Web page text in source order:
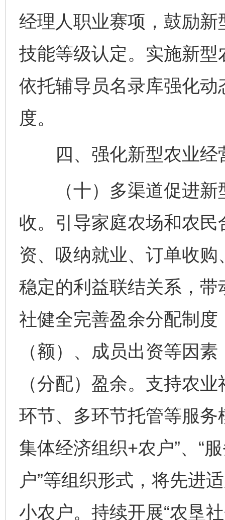
经理人职业赛项，鼓励
技能等级认定。实施新
依托辅导员名录库强化
度。
四、强化新型农业经
（十）多渠道促进新
收。引导家庭农场和农
资、吸纳就业、订单收
稳定的利益联结关系，
社健全完善盈余分配制
（额）、成员出资等因
（分配）盈余。支持农
环节、多环节托管等服务
集体经济组织+农户”、“
户”等组织形式，将先进
小农户。持续开展“农垦